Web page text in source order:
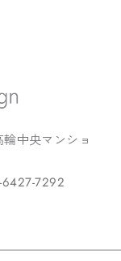
中央マンショ
7292